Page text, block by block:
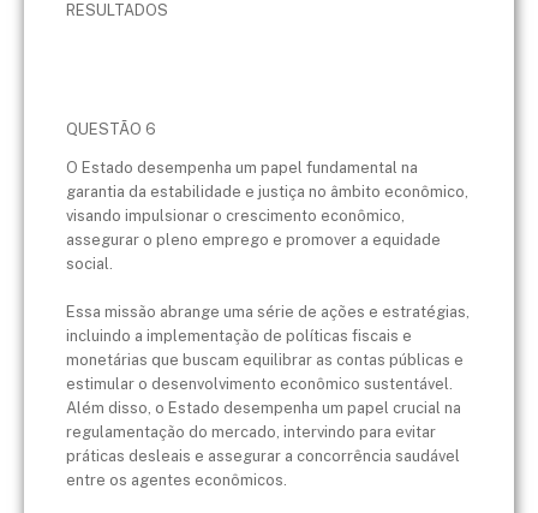
RESULTADOS
QUESTÃO 6
O Estado desempenha um papel fundamental na
garantia da estabilidade e justiça no âmbito econômico,
visando impulsionar o crescimento econômico,
assegurar o pleno emprego e promover a equidade
social.
Essa missão abrange uma série de ações e estratégias,
incluindo a implementação de políticas fiscais e
monetárias que buscam equilibrar as contas públicas e
estimular o desenvolvimento econômico sustentável.
Além disso, o Estado desempenha um papel crucial na
regulamentação do mercado, intervindo para evitar
práticas desleais e assegurar a concorrência saudável
entre os agentes econômicos.